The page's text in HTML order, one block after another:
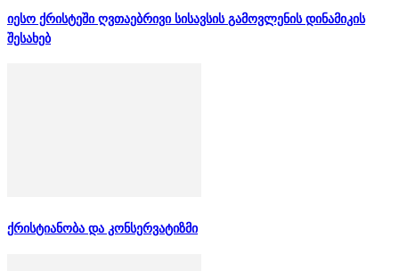
იესო ქრისტეში ღვთაებრივი სისავსის გამოვლენის დინამიკის
შესახებ
ქრისტიანობა და კონსერვატიზმი